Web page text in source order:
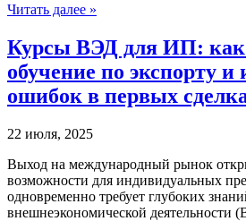
Читать далее »
Курсы ВЭД для ИП: как
обучение по экспорту и
ошибок в первых
22 июля, 2025
Выход на международный рынок
возможности для индивидуальных
одновременно требует глубоких
внешнеэкономической деятельности